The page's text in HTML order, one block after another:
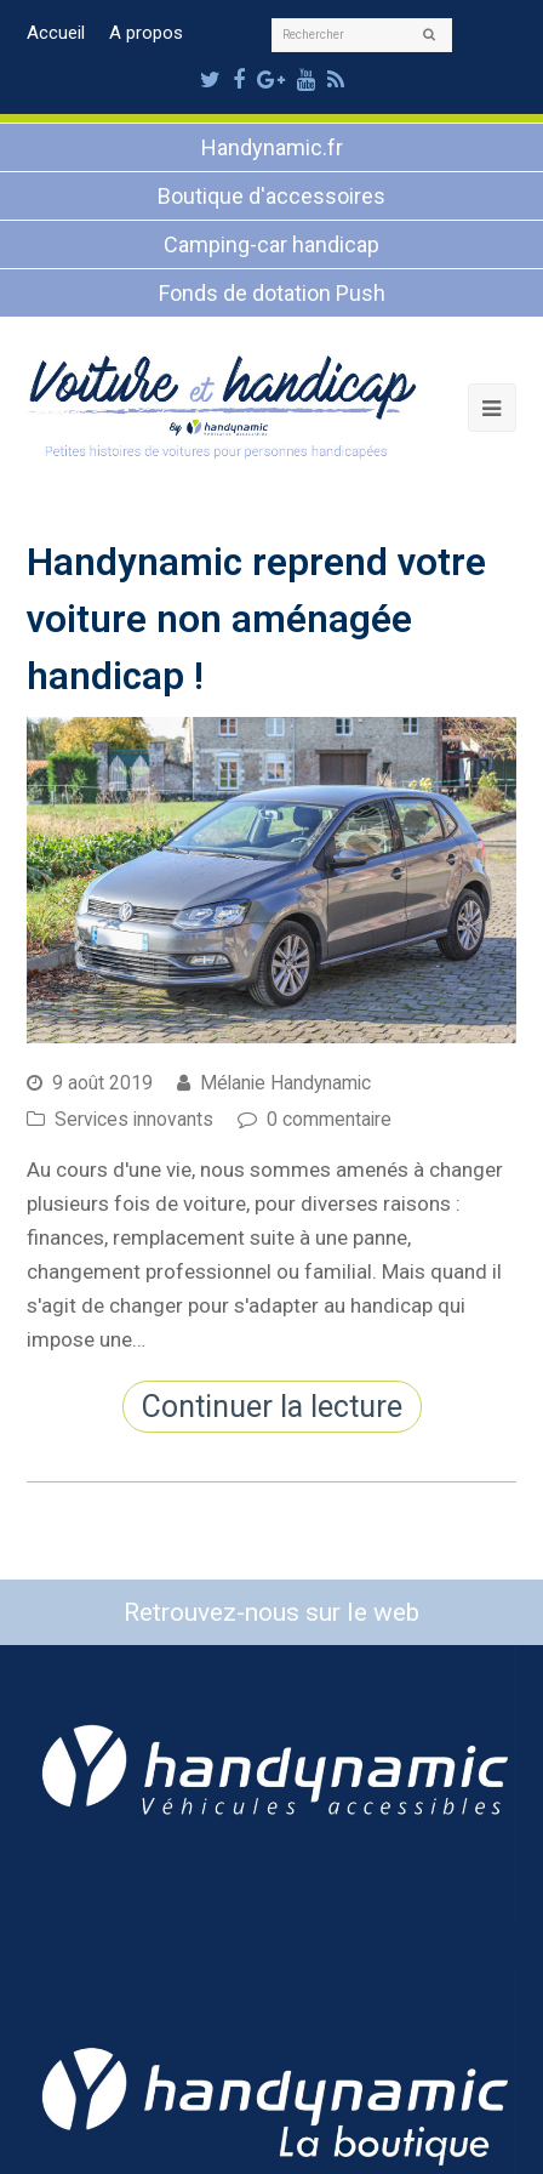
Accueil A propos Rechercher
Twitter
Facebook
Google
Plus
Youtube
RSS
Handynamic.fr
Boutique d'accessoires
Camping-car handicap
Fonds de dotation Push
Handynamic reprend votre
voiture non aménagée
handicap !
9 août 2019
Mélanie Handynamic
Services innovants
0 commentaire
Au cours d'une vie, nous sommes amenés à changer
plusieurs fois de voiture, pour diverses raisons :
finances, remplacement suite à une panne,
changement professionnel ou familial. Mais quand il
s'agit de changer pour s'adapter au handicap qui
impose une…
Continuer la lecture
Retrouvez-nous sur le web